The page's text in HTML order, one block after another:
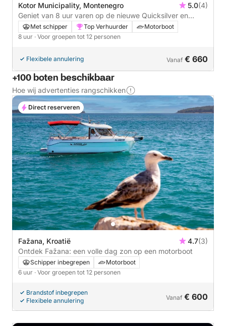
Kotor Municipality, Montenegro 5.0(4)
Geniet van 8 uur varen op de nieuwe Quicksilver en
verken de baai van Montenegro.
Met schipper Top Verhuurder
Motorboot
8 uur · Voor groepen tot 12 personen
Flexibele annulering Vanaf € 660
+100 boten beschikbaar
Hoe wij advertenties rangschikken
Fažana, Kroatië 4.7(3)
Ontdek Fažana: een volle dag zon op een motorboot
Schipper inbegrepen
Motorboot
6 uur · Voor groepen tot 12 personen
Brandstof inbegrepen
Flexibele annulering
Vanaf € 600
Direct reserveren